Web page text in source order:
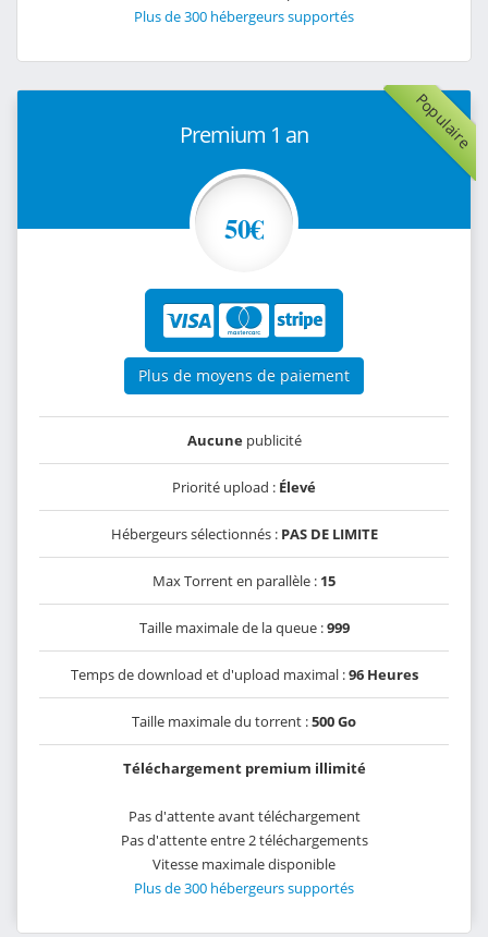
Plus de 300 hébergeurs supportés
Populaire
Premium 1 an
50€
Plus de moyens de paiement
Aucunepublicité
Priorité upload : Élevé
Hébergeurs sélectionnés : PAS DE LIMITE
Max Torrent en parallèle : 15
Taille maximale de la queue :999
Temps de download et d'upload maximal :96 Heures
Taille maximale du torrent :500 Go
Téléchargement premium illimité
Pas d'attente avant téléchargement
Pas d'attente entre 2 téléchargements
Vitesse maximale disponible
Plus de 300 hébergeurs supportés